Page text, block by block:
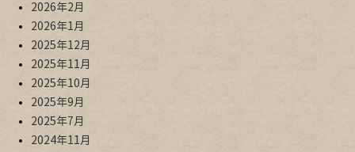
2026年2月
2026年1月
2025年12月
2025年11月
2025年10月
2025年9月
2025年7月
2024年11月